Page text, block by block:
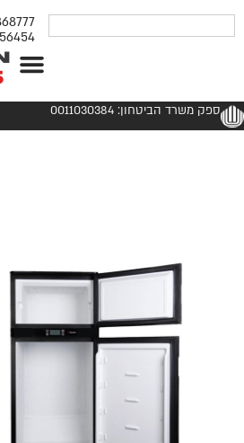
ספק משרד הביטחון: 0011030384